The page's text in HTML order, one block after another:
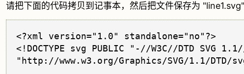
请把下面的代码拷贝到记事本，然后把文件保存为
<?xml version="1.0" standalone="no"?>
<!DOCTYPE svg PUBLIC "-//W3C//DTD SVG
"http://www.w3.org/Graphics/SVG/1.1/DTD/